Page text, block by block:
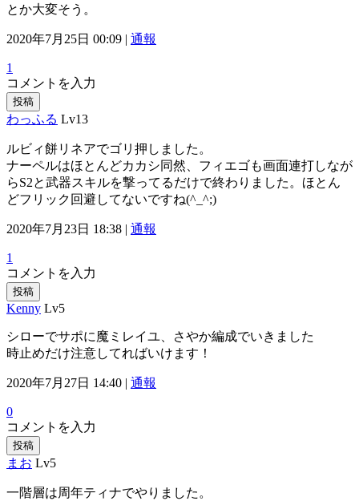
とか大変そう。
2020年7月25日 00:09 | 通報
1
コメントを入力
投稿
わっふる Lv13
ルビィ餅リネアでゴリ押しました。
ナーペルはほとんどカカシ同然、フィエゴも画面連打しなが
らS2と武器スキルを撃ってるだけで終わりました。ほとん
どフリック回避してないですね(^_^;)
2020年7月23日 18:38 | 通報
1
コメントを入力
投稿
Kenny Lv5
シローでサポに魔ミレイユ、さやか編成でいきました
時止めだけ注意してればいけます！
2020年7月27日 14:40 | 通報
0
コメントを入力
投稿
まお Lv5
一階層は周年ティナでやりました。